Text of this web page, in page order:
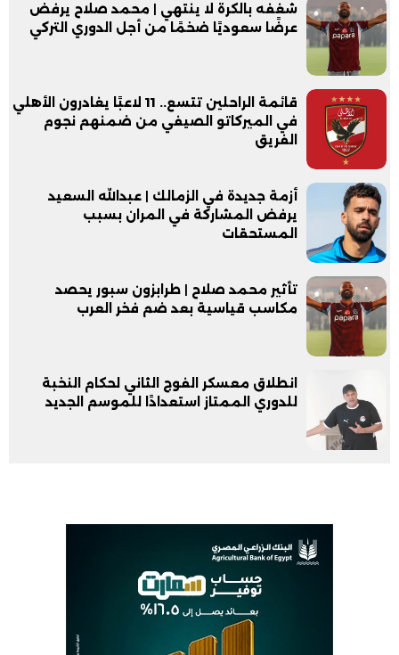
شغفه بالكرة لا ينتهي | محمد صلاح يرفض
عرضًا سعوديًا ضخمًا من أجل الدوري التركي
قائمة الراحلين تتسع.. 11 لاعبًا يغادرون الأهلي
في الميركاتو الصيفي من ضمنهم نجوم
الفريق
أزمة جديدة في الزمالك | عبدالله السعيد
يرفض المشاركة في المران بسبب
المستحقات
تأثير محمد صلاح | طرابزون سبور يحصد
مكاسب قياسية بعد ضم فخر العرب
انطلاق معسكر الفوج الثاني لحكام النخبة
للدوري الممتاز استعدادًا للموسم الجديد